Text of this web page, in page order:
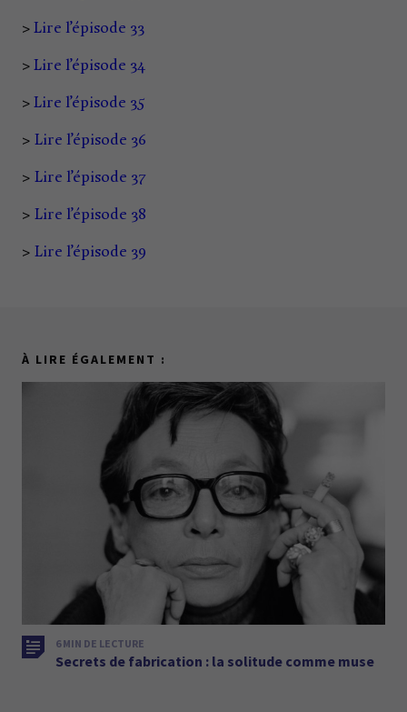
> Lire l’épisode 33
> Lire l’épisode 34
> Lire l’épisode 35
> Lire l’épisode 36
> Lire l’épisode 37
> Lire l’épisode 38
> Lire l’épisode 39
À LIRE ÉGALEMENT :
6 MIN DE LECTURE
Secrets de fabrication : la solitude comme muse